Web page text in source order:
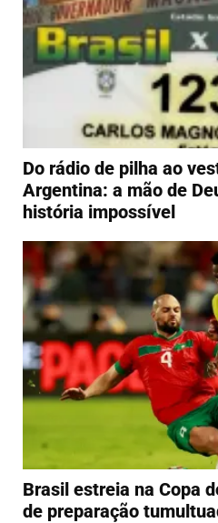
Do rádio de pilha ao
Argentina: a mão de
história impossível
Brasil estreia na Copa
de preparação